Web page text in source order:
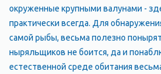
окруженные крупными валунами -
практически всегда. Для
самой рыбы, весьма полезно
ныряльщиков не боится, да и
естественной среде обитания